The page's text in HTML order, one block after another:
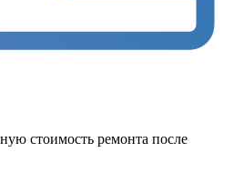
стоимость ремонта после